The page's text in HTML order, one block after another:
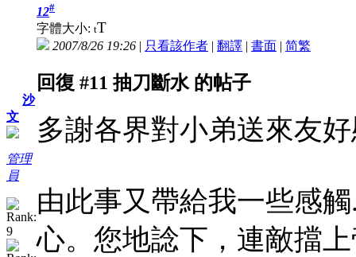
沙
文
管理
員
12#
字體大小: tT
2007/8/26 19:26 | 只看該作者 | 翻譯 | 書面 | 简繁
回復 #11 抽刀斷水 的帖子
多謝各界對小弟送來友
由此事又帶給我一些感
心。您地諗下，連敵擋